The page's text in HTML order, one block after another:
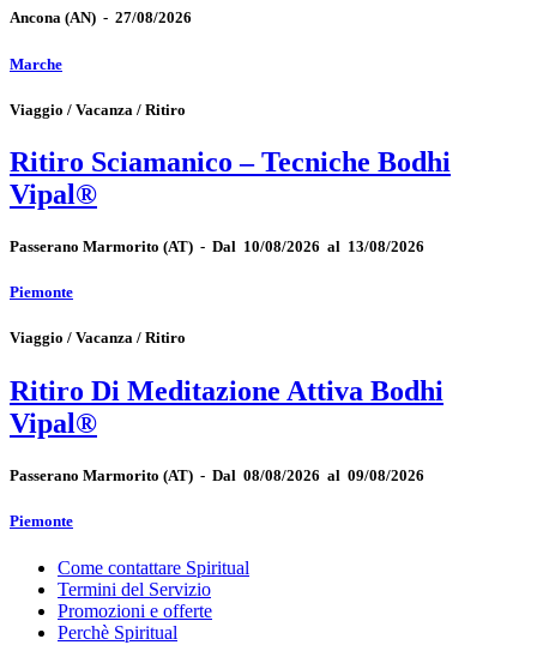
Ancona (AN) - 27/08/2026
Marche
Viaggio / Vacanza / Ritiro
Ritiro Sciamanico – Tecniche Bodhi
Vipal®
Passerano Marmorito (AT) - Dal 10/08/2026 al 13/08/2026
Piemonte
Viaggio / Vacanza / Ritiro
Ritiro Di Meditazione Attiva Bodhi
Vipal®
Passerano Marmorito (AT) - Dal 08/08/2026 al 09/08/2026
Piemonte
Come contattare Spiritual
Termini del Servizio
Promozioni e offerte
Perchè Spiritual